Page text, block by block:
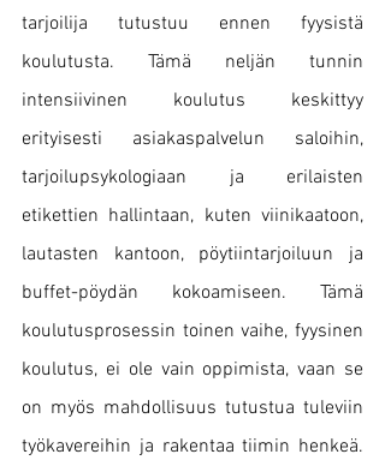
tarjoilija tutustuu ennen fyysistä
koulutusta. Tämä neljän tunnin
intensiivinen koulutus keskittyy
erityisesti asiakaspalvelun saloihin,
tarjoilupsykologiaan ja erilaisten
etikettien hallintaan, kuten viinikaatoon,
lautasten kantoon, pöytiintarjoiluun ja
buffet-pöydän kokoamiseen. Tämä
koulutusprosessin toinen vaihe, fyysinen
koulutus, ei ole vain oppimista, vaan se
on myös mahdollisuus tutustua tuleviin
työkavereihin ja rakentaa tiimin henkeä.